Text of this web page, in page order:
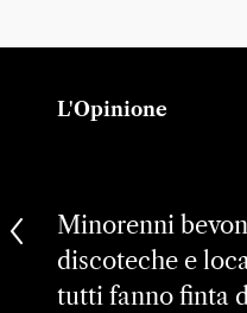
L'Opinione
Minorenni
discoteche e
tutti fanno finta